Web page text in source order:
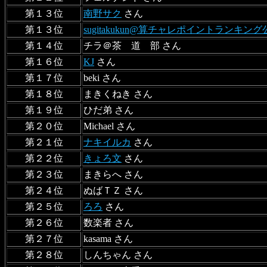
第１３位
南野サク さん
第１３位
sugitakukun@算チャレポイントランキング
第１４位
チラ＠茶 道 部 さん
第１６位
KJ さん
第１７位
beki さん
第１８位
まきくねき さん
第１９位
ひだ弟 さん
第２０位
Michael さん
第２１位
ナキイルカ さん
第２２位
きょろ文 さん
第２３位
まきらへ さん
第２４位
ぬばＴＺ さん
第２５位
ろろ さん
第２６位
数楽者 さん
第２７位
kasama さん
第２８位
しんちゃん さん